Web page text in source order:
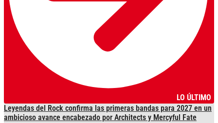
LO ÚLTIMO
Leyendas del Rock confirma las primeras bandas para 2027 en un
ambicioso avance encabezado por Architects y Mercyful Fate